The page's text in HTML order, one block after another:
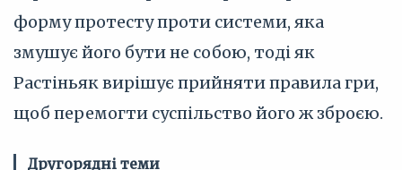
форму протесту проти системи, яка
змушує його бути не собою, тоді як
Растіньяк вирішує прийняти правила гри,
щоб перемогти суспільство його ж зброєю.
Другорядні теми